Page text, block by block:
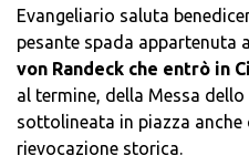
Evangeliario saluta
pesante spada appartenuta
von Randeck che entrò in
al termine, della Messa dello
sottolineata in piazza anche
rievocazione storica.